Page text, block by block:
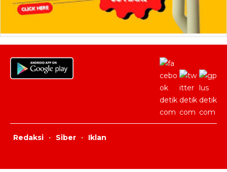
Redaksi · Siber · Iklan